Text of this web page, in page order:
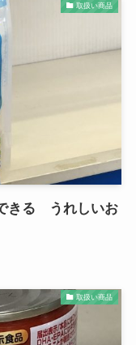
取扱い商品
きる うれしいお
取扱い商品